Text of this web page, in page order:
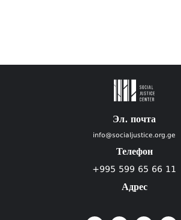
Эл. почта
info@socialjustice.org.ge
Телефон
+995 599 65 66 11
Адрес